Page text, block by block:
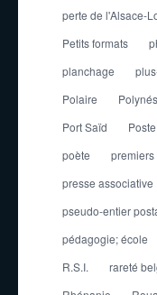
perte de l'Alsace-
Petits formats
planchage
Polaire
Port Saïd
poète
presse associative
pseudo-entier
pédagogie; école
R.S.I.
rareté